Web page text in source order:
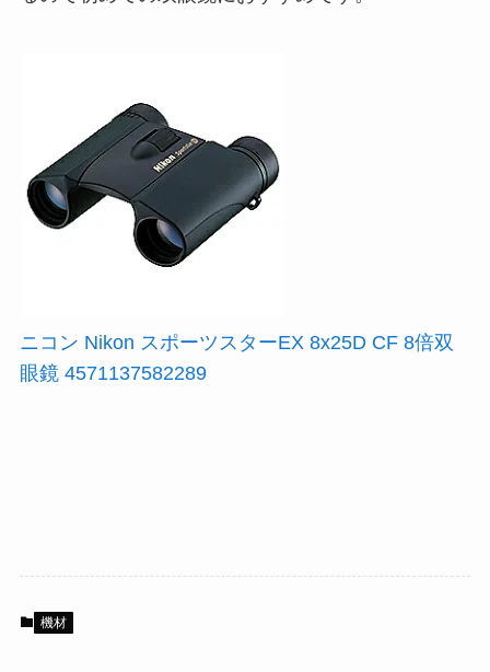
ニコン Nikon スポーツスターEX 8x25D CF 8倍双
眼鏡 4571137582289
機材